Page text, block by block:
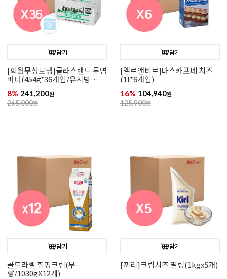
담기
[회원무상보냉]글라스랜드 무염
버터(454g*36개입/유지방
8% 241,200원
265,000원
담기
[엘르앤비르]마스카포네 치즈
(1L*6개입)
16% 104,940원
125,900원
담기
골드라벨 휘핑크림(무
향/1030gX12개)
담기
[끼리]크림치즈 필링(1kgx5개)